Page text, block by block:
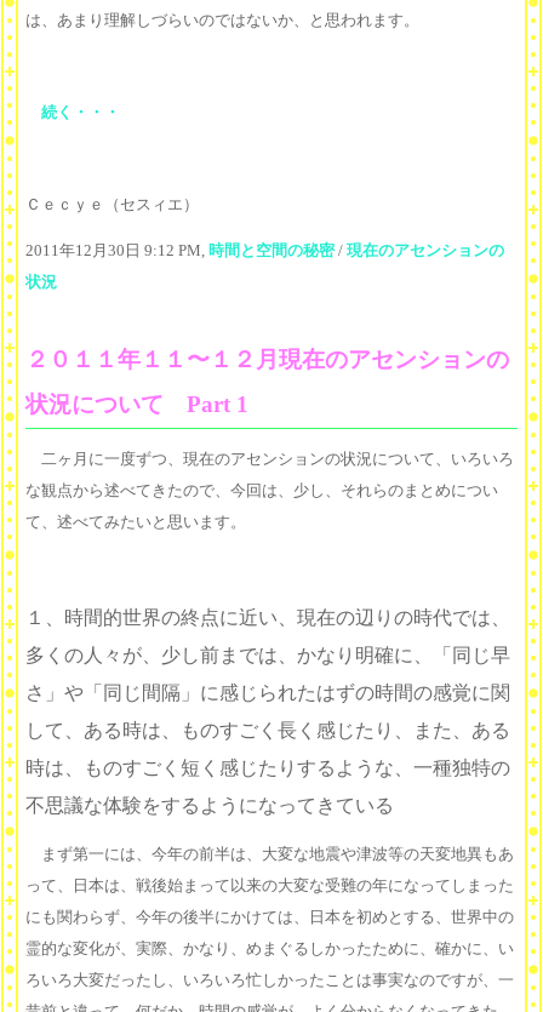
は、あまり理解しづらいのではないか、と思われます。
続く・・・
Ｃｅｃｙｅ（セスィエ）
2011年12月30日 9:12 PM, 時間と空間の秘密/ 現在のアセンションの
状況
２０１１年１１〜１２月現在のアセンションの
状況について Part 1
二ヶ月に一度ずつ、現在のアセンションの状況について、いろいろ
な観点から述べてきたので、今回は、少し、それらのまとめについ
て、述べてみたいと思います。
１、時間的世界の終点に近い、現在の辺りの時代では、
多くの人々が、少し前までは、かなり明確に、「同じ早
さ」や「同じ間隔」に感じられたはずの時間の感覚に関
して、ある時は、ものすごく長く感じたり、また、ある
時は、ものすごく短く感じたりするような、一種独特の
不思議な体験をするようになってきている
まず第一には、今年の前半は、大変な地震や津波等の天変地異もあ
って、日本は、戦後始まって以来の大変な受難の年になってしまった
にも関わらず、今年の後半にかけては、日本を初めとする、世界中の
霊的な変化が、実際、かなり、めまぐるしかったために、確かに、い
ろいろ大変だったし、いろいろ忙しかったことは事実なのですが、一